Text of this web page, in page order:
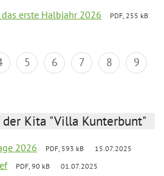
erste Halbjahr 2026
PDF, 255 kB
5 6 7 8
9
Kita "Villa Kunterbunt"
2026 PDF, 593 kB 15.07.2025
PDF, 90 kB 01.07.2025